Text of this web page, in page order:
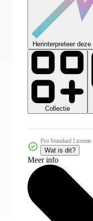
Herinterpreteer
Collectie
Pro Standard Licentie
Wat is dit?
Meer info